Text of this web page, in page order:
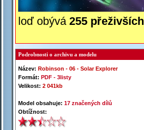
loď obývá 255 přeživších
Podrobnosti o archivu a modelu
Název: Robinson - 06 - Solar Explorer
Formát: PDF - 3listy
Velikost: 2 041kb
Model obsahuje: 17 značených dílů
Obtížnost: